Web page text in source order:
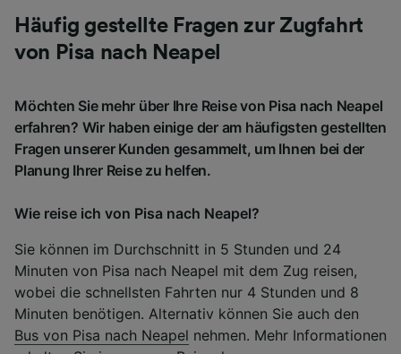
Häufig gestellte Fragen zur Zugfahrt
von Pisa nach Neapel
Möchten Sie mehr über Ihre Reise von Pisa nach Neapel
erfahren? Wir haben einige der am häufigsten gestellten
Fragen unserer Kunden gesammelt, um Ihnen bei der
Planung Ihrer Reise zu helfen.
Wie reise ich von Pisa nach Neapel?
Sie können im Durchschnitt in 5 Stunden und 24
Minuten von Pisa nach Neapel mit dem Zug reisen,
wobei die schnellsten Fahrten nur 4 Stunden und 8
Minuten benötigen. Alternativ können Sie auch den
Bus von Pisa nach Neapel nehmen. Mehr Informationen